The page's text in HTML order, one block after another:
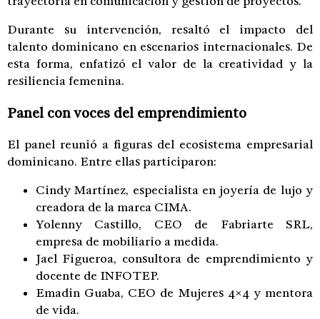
Durante su intervención, resaltó el impacto del
talento dominicano en escenarios internacionales. De
esta forma, enfatizó el valor de la creatividad y la
resiliencia femenina.
Panel con voces del emprendimiento
El panel reunió a figuras del ecosistema empresarial
dominicano. Entre ellas participaron:
Cindy Martínez, especialista en joyería de lujo y
creadora de la marca CIMA.
Yolenny Castillo, CEO de Fabriarte SRL,
empresa de mobiliario a medida.
Jael Figueroa, consultora de emprendimiento y
docente de INFOTEP.
Emadin Guaba, CEO de Mujeres 4×4 y mentora
de vida.